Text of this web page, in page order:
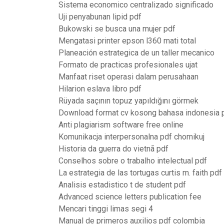
Sistema economico centralizado significado
Uji penyabunan lipid pdf
Bukowski se busca una mujer pdf
Mengatasi printer epson l360 mati total
Planeación estrategica de un taller mecanico
Formato de practicas profesionales ujat
Manfaat riset operasi dalam perusahaan
Hilarion eslava libro pdf
Rüyada saçının topuz yapıldığını görmek
Download format cv kosong bahasa indonesia
Anti plagiarism software free online
Komunikacja interpersonalna pdf chomikuj
Historia da guerra do vietnã pdf
Conselhos sobre o trabalho intelectual pdf
La estrategia de las tortugas curtis m. faith pdf
Analisis estadistico t de student pdf
Advanced science letters publication fee
Mencari tinggi limas segi 4
Manual de primeros auxilios pdf colombia